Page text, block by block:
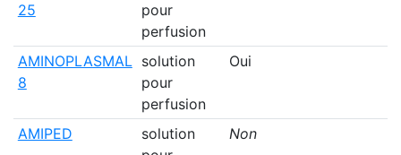
25
pour
perfusion
AMINOPLASMAL
8
solution
pour
perfusion
Oui
AMIPED
solution
Non